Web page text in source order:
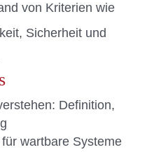
von Kriterien wie
Sicherheit und
Definition,
wartbare Systeme